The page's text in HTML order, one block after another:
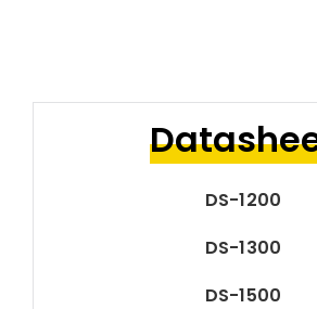
DS-1200
DS-1300
DS-1500